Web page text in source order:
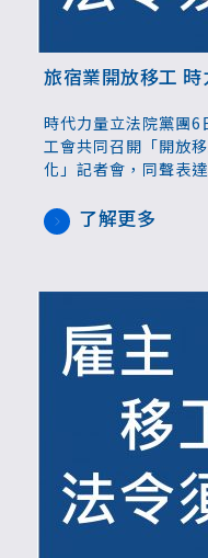
旅宿業開放移工
時代力量立法院黨團6
工會共同召開「開放
化」記者會，同聲表
員工作很辛苦，沒有
願意給很低的薪水。
了解更多